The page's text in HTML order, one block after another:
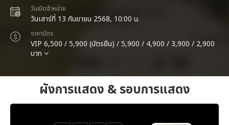
วันเปิดจำหน่าย
วันเสาร์ที่ 13 กันยายน 2568, 10:00 น.
ราคาบัตร
VIP 6,500 / 5,900 (บัตรยืน) / 5,900 / 4,900 / 3,900 / 2,900
บาท
ผังการแสดง & รอบการแสดง